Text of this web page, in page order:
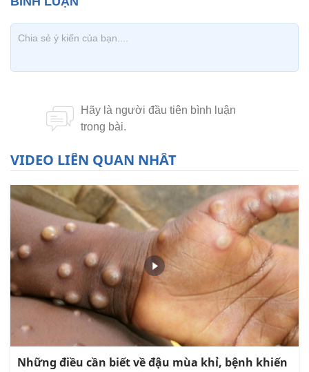
VIDEO LIÊN QUAN NHẤT
Những điều cần biết về đậu mùa khỉ, bệnh khiến